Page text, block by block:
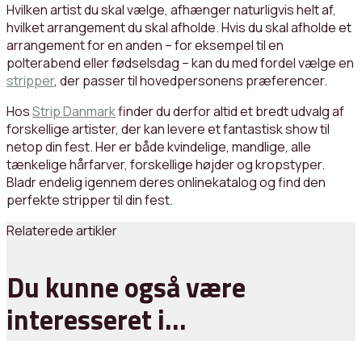
Hvilken artist du skal vælge, afhænger naturligvis helt af,
hvilket arrangement du skal afholde. Hvis du skal afholde et
arrangement for en anden – for eksempel til en
polterabend eller fødselsdag – kan du med fordel vælge en
stripper, der passer til hovedpersonens præferencer.
HosStrip Danmarkfinder du derfor altid et bredt udvalg af
forskellige artister, der kan levere et fantastisk show til
netop din fest. Her er både kvindelige, mandlige, alle
tænkelige hårfarver, forskellige højder og kropstyper.
Bladr endelig igennem deres onlinekatalog og find den
perfekte stripper til din fest.
Relaterede artikler
Du kunne også være
interesseret i…